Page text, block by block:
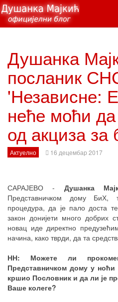
Душанка
посланик
'Независне:
неће моћи
од акциза за
Актуелно 16 децембар 2017
САРАЈЕВО - Душанка
Представничком дому БиХ,
процедура, да је пало доста
закон донијети много добрих
новац иде директно
начина, како тврди, да та
НН: Можете ли
Представничком дому у ноћи
кршио Пословник и да ли је
Ваше колеге?